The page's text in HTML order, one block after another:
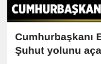
Cumhurbaşkanı
Şuhut yolunu